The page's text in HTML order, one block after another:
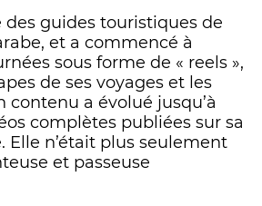
des guides touristiques de
et a commencé à
sous forme de « reels »,
de ses voyages et les
contenu a évolué jusqu’à
complètes publiées sur sa
Elle n’était plus seulement
et passeuse